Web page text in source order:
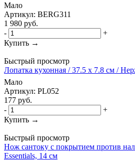
Мало
Артикул: BERG311
1 980 руб.
-
+
Купить →
Быстрый просмотр
Лопатка кухонная / 37.5 х 7.8 см /
Мало
Артикул: PL052
177 руб.
-
+
Купить →
Быстрый просмотр
Нож сантоку с покрытием против
Essentials, 14 см